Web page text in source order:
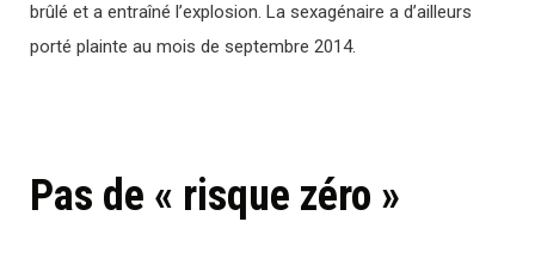
brûlé et a entraîné l’explosion. La sexagénaire a d’ailleurs
porté plainte au mois de septembre 2014.
Pas de « risque zéro »